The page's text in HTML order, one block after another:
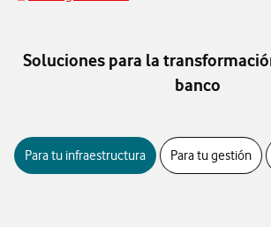
Descargar informe
Soluciones para la
banco
Para tu infraestructura Para tu gestión